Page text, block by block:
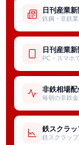
日刊産業新
鉄鋼・非鉄
日刊産業新
PC・スマホ
非鉄相場配
毎朝の非鉄
鉄スクラ
鉄スクラッ